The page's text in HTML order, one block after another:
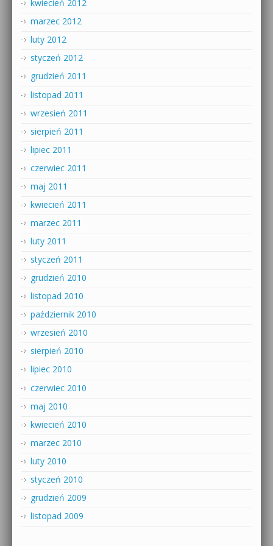
kwiecień 2012
marzec 2012
luty 2012
styczeń 2012
grudzień 2011
listopad 2011
wrzesień 2011
sierpień 2011
lipiec 2011
czerwiec 2011
maj 2011
kwiecień 2011
marzec 2011
luty 2011
styczeń 2011
grudzień 2010
listopad 2010
październik 2010
wrzesień 2010
sierpień 2010
lipiec 2010
czerwiec 2010
maj 2010
kwiecień 2010
marzec 2010
luty 2010
styczeń 2010
grudzień 2009
listopad 2009